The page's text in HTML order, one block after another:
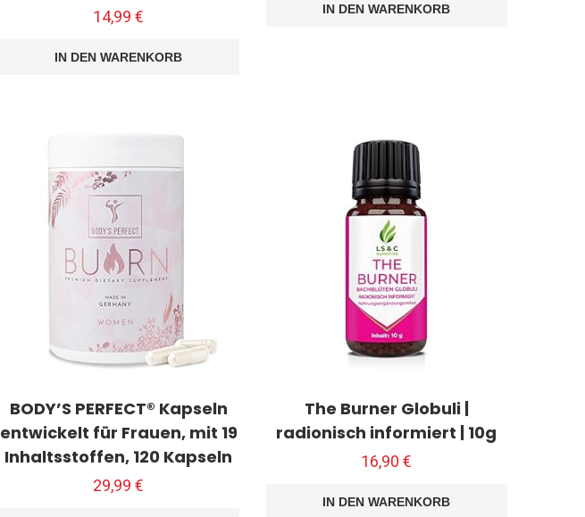
14,99€
IN DEN WARENKORB
IN DEN WARENKORB
BODY’S PERFECT® Kapseln
entwickelt für Frauen, mit 19
Inhaltsstoffen, 120 Kapseln
29,99€
The Burner Globuli |
radionisch informiert | 10g
16,90€
IN DEN WARENKORB